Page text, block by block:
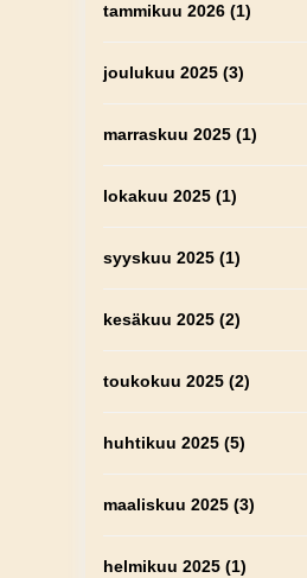
tammikuu 2026 (1)
joulukuu 2025 (3)
marraskuu 2025 (1)
lokakuu 2025 (1)
syyskuu 2025 (1)
kesäkuu 2025 (2)
toukokuu 2025 (2)
huhtikuu 2025 (5)
maaliskuu 2025 (3)
helmikuu 2025 (1)